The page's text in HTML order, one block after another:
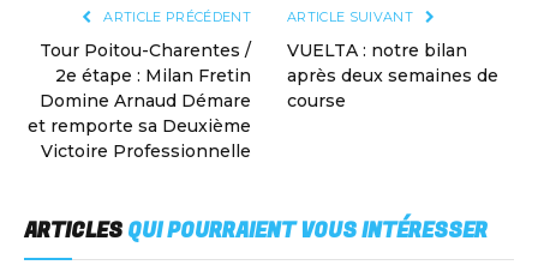
ARTICLE PRÉCÉDENT
Tour Poitou-Charentes /
2e étape : Milan Fretin
Domine Arnaud Démare
et remporte sa Deuxième
Victoire Professionnelle
ARTICLE SUIVANT
VUELTA : notre bilan
après deux semaines de
course
ARTICLES QUI POURRAIENT VOUS INTÉRESSER